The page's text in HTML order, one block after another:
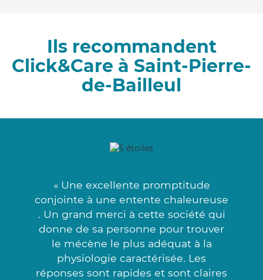
Ils recommandent
Click&Care à Saint-Pierre-
de-Bailleul
« Une excellente promptitude
conjointe à une entente chaleureuse
. Un grand merci à cette société qui
donne de sa personne pour trouver
le mécène le plus adéquat à la
physiologie caractérisée. Les
réponses sont rapides et sont claires